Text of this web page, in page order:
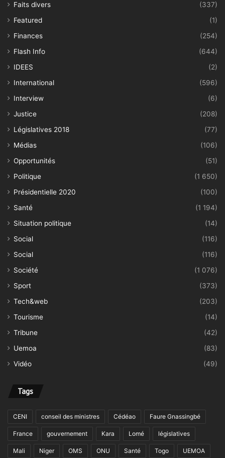
Faits divers
(337)
Featured
(1)
Finances
(254)
Flash Info
(644)
IDEES
(2)
International
(596)
Interview
(6)
Justice
(208)
Législatives 2018
(77)
Médias
(106)
Opportunités
(51)
Politique
(1 650)
Présidentielle 2020
(100)
Santé
(1 194)
Situation politique
(14)
Social
(116)
Social
(116)
Société
(1 076)
Sport
(373)
Tech&web
(203)
Tourisme
(14)
Tribune
(42)
Uemoa
(83)
Vidéo
(49)
Tags
CENI conseil des ministres Cédéao Faure Gnassingbé
France gouvernement Kara Lomé législatives
Mali Niger OMS ONU Santé Togo UEMOA